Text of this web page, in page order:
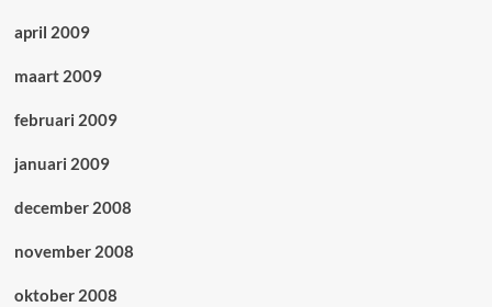
april 2009
maart 2009
februari 2009
januari 2009
december 2008
november 2008
oktober 2008